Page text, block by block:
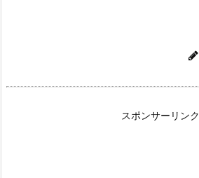
スポンサーリンク